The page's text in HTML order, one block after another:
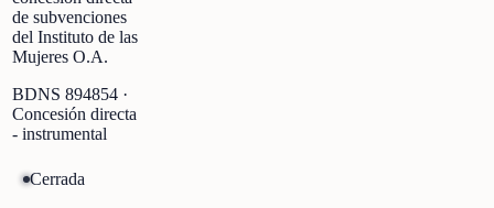
de subvenciones
del Instituto de las
Mujeres O.A.
BDNS 894854 ·
Concesión directa
- instrumental
Cerrada